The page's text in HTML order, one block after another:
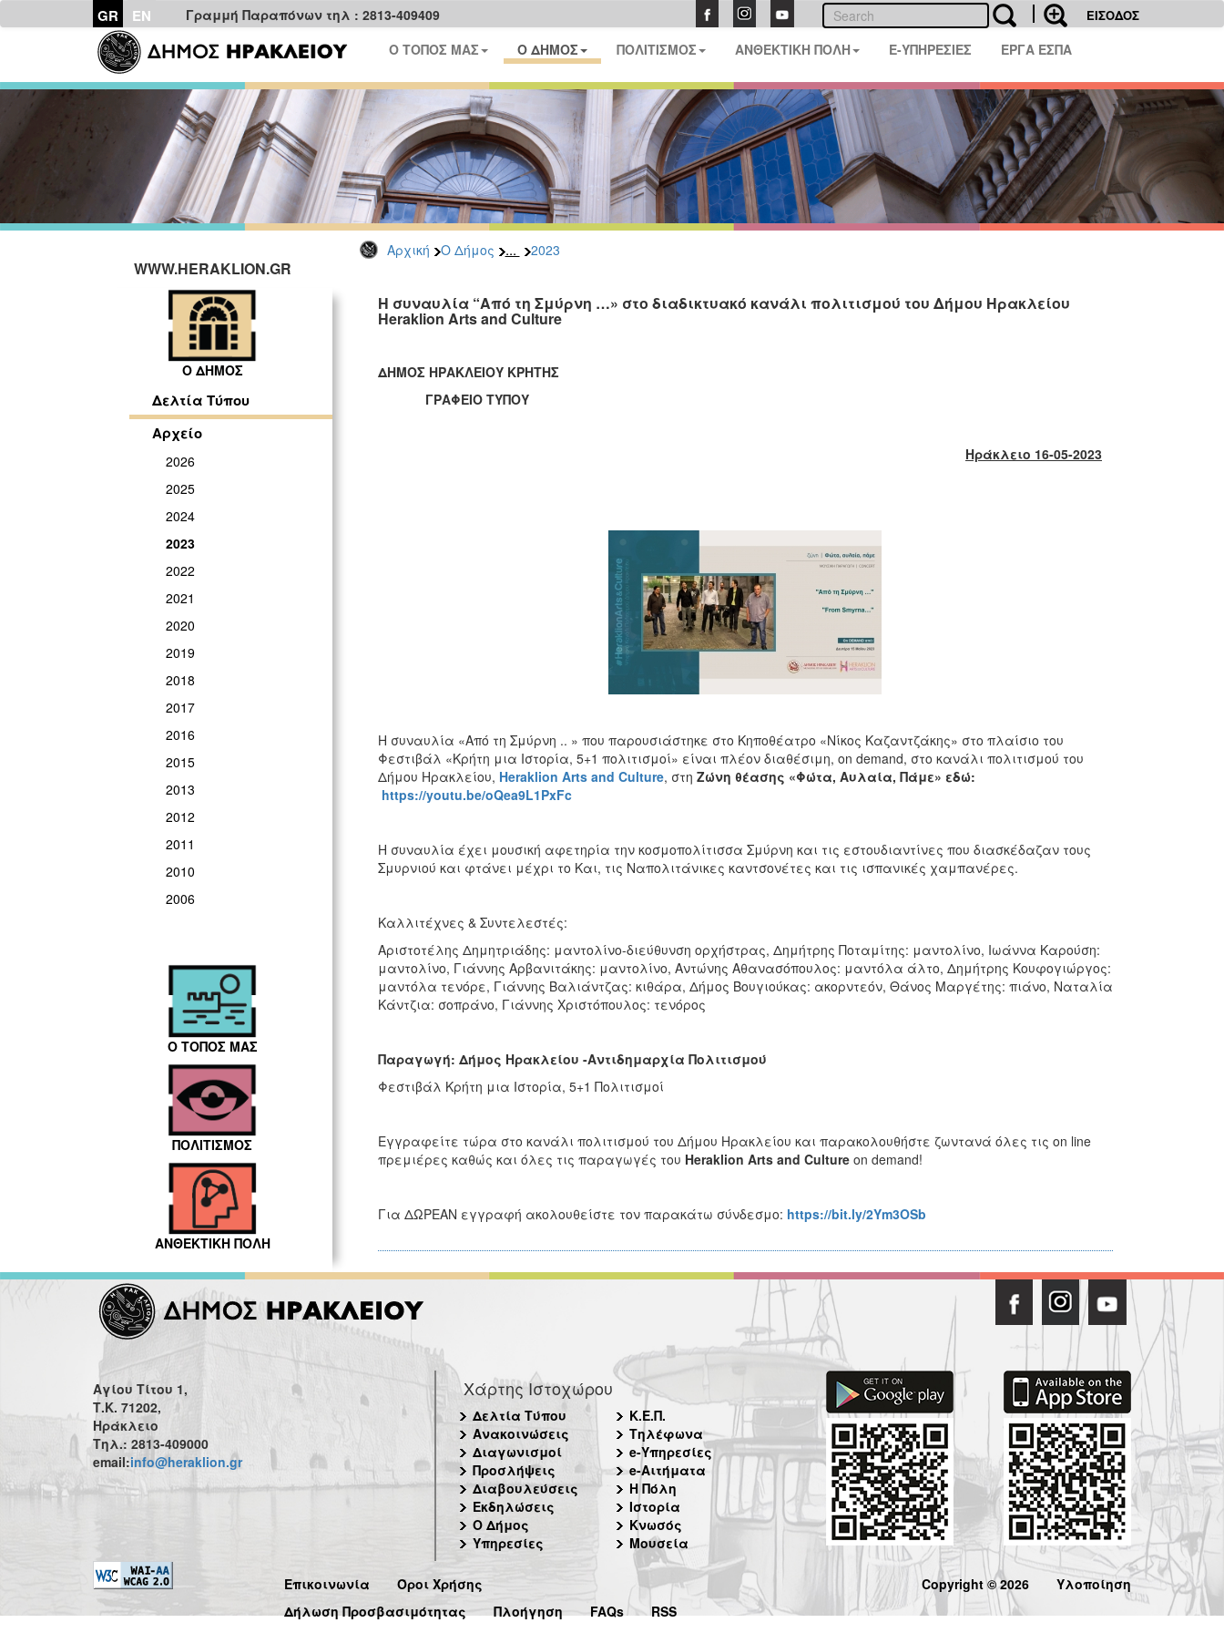
GR EN Γραμμή Παραπόνων τηλ : 2813-409409 ΕΙΣΟΔΟΣ
Ο ΤΟΠΟΣ ΜΑΣ Ο ΔΗΜΟΣ ΠΟΛΙΤΙΣΜΟΣ ΑΝΘΕΚΤΙΚΗ ΠΟΛΗ E-ΥΠΗΡΕΣΙΕΣ ΕΡΓΑ ΕΣΠΑ
Αρχική Ο Δήμος ... 2023
WWW.HERAKLION.GR
Ο ΔΗΜΟΣ
Δελτία Τύπου
Αρχείο
2026
2025
2024
2023
2022
2021
2020
2019
2018
2017
2016
2015
2013
2012
2011
2010
2006
Ο ΤΟΠΟΣ ΜΑΣ
ΠΟΛΙΤΙΣΜΟΣ
ΑΝΘΕΚΤΙΚΗ ΠΟΛΗ
Η συναυλία “Από τη Σμύρνη …» στο διαδικτυακό κανάλι πολιτισμού του Δήμου Ηρακλείου
Heraklion Arts and Culture
ΔΗΜΟΣ ΗΡΑΚΛΕΙΟΥ ΚΡΗΤΗΣ
ΓΡΑΦΕΙΟ ΤΥΠΟΥ
Ηράκλειο 16-05-2023
Η συναυλία «Από τη Σμύρνη .. » που παρουσιάστηκε στο Κηποθέατρο «Νίκος Καζαντζάκης» στο πλαίσιο του
Φεστιβάλ «Κρήτη μια Ιστορία, 5+1 πολιτισμοί» είναι πλέον διαθέσιμη, on demand, στο κανάλι πολιτισμού του
Δήμου Ηρακλείου, Heraklion Arts and Culture, στη Ζώνη θέασης «Φώτα, Αυλαία, Πάμε» εδώ:
https://youtu.be/oQea9L1PxFc
Η συναυλία έχει μουσική αφετηρία την κοσμοπολίτισσα Σμύρνη και τις εστουδιαντίνες που διασκέδαζαν τους
Σμυρνιού και φτάνει μέχρι το Και, τις Ναπολιτάνικες καντσονέτες και τις ισπανικές χαμπανέρες.
Καλλιτέχνες & Συντελεστές:
Αριστοτέλης Δημητριάδης: μαντολίνο-διεύθυνση ορχήστρας, Δημήτρης Ποταμίτης: μαντολίνο, Ιωάννα Καρούση:
μαντολίνο, Γιάννης Αρβανιτάκης: μαντολίνο, Αντώνης Αθανασόπουλος: μαντόλα άλτο, Δημήτρης Κουφογιώργος:
μαντόλα τενόρε, Γιάννης Βαλιάντζας: κιθάρα, Δήμος Βουγιούκας: ακορντεόν, Θάνος Μαργέτης: πιάνο, Ναταλία
Κάντζια: σοπράνο, Γιάννης Χριστόπουλος: τενόρος
Παραγωγή: Δήμος Ηρακλείου -Αντιδημαρχία Πολιτισμού
Φεστιβάλ Κρήτη μια Ιστορία, 5+1 Πολιτισμοί
Εγγραφείτε τώρα στο κανάλι πολιτισμού του Δήμου Ηρακλείου και παρακολουθήστε ζωντανά όλες τις on line
πρεμιέρες καθώς και όλες τις παραγωγές του Heraklion Arts and Cultureon demand!
Για ΔΩΡΕΑΝ εγγραφή ακολουθείστε τον παρακάτω σύνδεσμο: https://bit.ly/2Ym3OSb
Αγίου Τίτου 1,
Τ.Κ. 71202,
Ηράκλειο
Τηλ.: 2813-409000
email:info@heraklion.gr
Χάρτης Ιστοχώρου
Δελτία Τύπου
Ανακοινώσεις
Διαγωνισμοί
Προσλήψεις
Διαβουλεύσεις
Εκδηλώσεις
Ο Δήμος
Υπηρεσίες
Κ.Ε.Π.
Τηλέφωνα
e-Υπηρεσίες
e-Αιτήματα
Η Πόλη
Ιστορία
Κνωσός
Μουσεία
Επικοινωνία
Όροι Χρήσης
Δήλωση Προσβασιμότητας
Πλοήγηση FAQs RSS
Copyright © 2026 Υλοποίηση